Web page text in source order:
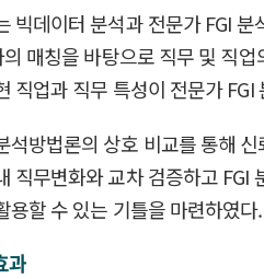
빅데이터 분석과 전문가 FGI
매칭을 바탕으로 직무 및 직
직업과 직무 특성이 전문가
석방법론의 상호 비교를 통해
직무변화와 교차 검증하고
용할 수 있는 기틀을 마련하였다.
과